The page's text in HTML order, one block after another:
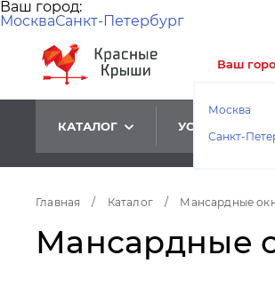
Ваш город:
МоскваСанкт-Петербург
Ваш
Москва
Санкт-
КАТАЛОГ УСЛУГИ
Главная / Каталог / Мансардные
Мансардные